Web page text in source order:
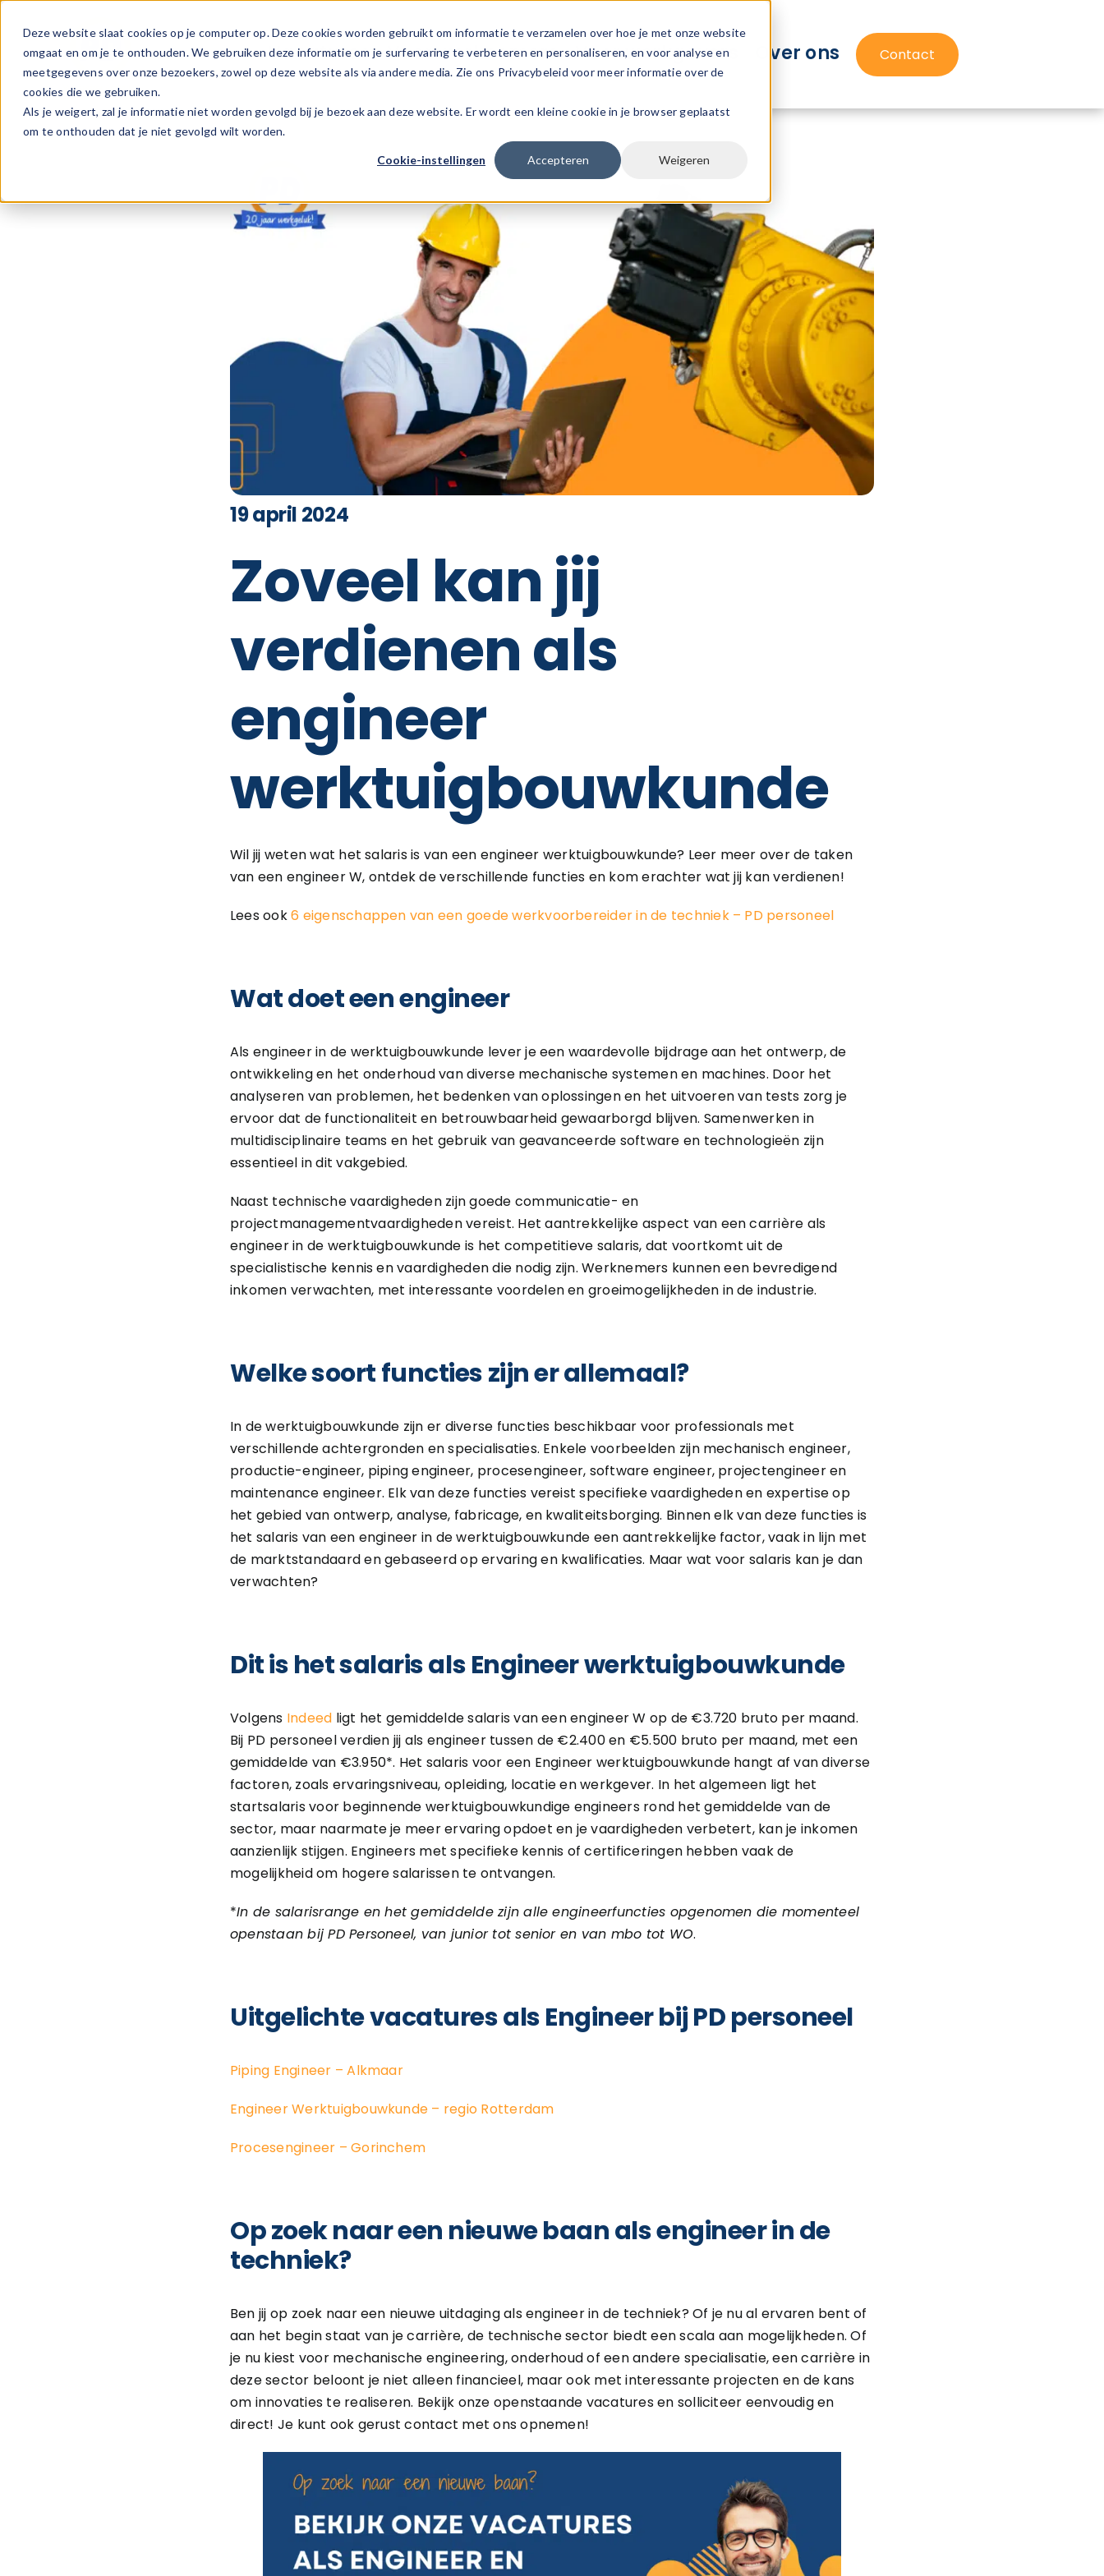
Deze website slaat cookies op je computer op. Deze cookies worden gebruikt om informatie te verzamelen over hoe je met onze website
omgaat en om je te onthouden. We gebruiken deze informatie om je surfervaring te verbeteren en personaliseren, en voor analyse en
meetgegevens over onze bezoekers, zowel op deze website als via andere media. Zie ons Privacybeleid voor meer informatie over de
cookies die we gebruiken.
Als je weigert, zal je informatie niet worden gevolgd bij je bezoek aan deze website. Er wordt een kleine cookie in je browser geplaatst
om te onthouden dat je niet gevolgd wilt worden.
Cookie-instellingen Accepteren Weigeren
naar
inhoud
Vacatures Voor werknemers Voor werkgevers Over ons Contact
19 april 2024
Zoveel kan jij
verdienen als
engineer
werktuigbouwkunde
Wil jij weten wat het salaris is van een engineer werktuigbouwkunde? Leer meer over de taken
van een engineer W, ontdek de verschillende functies en kom erachter wat jij kan verdienen!
Lees ook6 eigenschappen van een goede werkvoorbereider in de techniek – PD personeel
Wat doet een engineer
Als engineer in de werktuigbouwkunde lever je een waardevolle bijdrage aan het ontwerp, de
ontwikkeling en het onderhoud van diverse mechanische systemen en machines. Door het
analyseren van problemen, het bedenken van oplossingen en het uitvoeren van tests zorg je
ervoor dat de functionaliteit en betrouwbaarheid gewaarborgd blijven. Samenwerken in
multidisciplinaire teams en het gebruik van geavanceerde software en technologieën zijn
essentieel in dit vakgebied.
Naast technische vaardigheden zijn goede communicatie- en
projectmanagementvaardigheden vereist. Het aantrekkelijke aspect van een carrière als
engineer in de werktuigbouwkunde is het competitieve salaris, dat voortkomt uit de
specialistische kennis en vaardigheden die nodig zijn. Werknemers kunnen een bevredigend
inkomen verwachten, met interessante voordelen en groeimogelijkheden in de industrie.
Welke soort functies zijn er allemaal?
In de werktuigbouwkunde zijn er diverse functies beschikbaar voor professionals met
verschillende achtergronden en specialisaties. Enkele voorbeelden zijn mechanisch engineer,
productie-engineer, piping engineer, procesengineer, software engineer, projectengineer en
maintenance engineer. Elk van deze functies vereist specifieke vaardigheden en expertise op
het gebied van ontwerp, analyse, fabricage, en kwaliteitsborging. Binnen elk van deze functies is
het salaris van een engineer in de werktuigbouwkunde een aantrekkelijke factor, vaak in lijn met
de marktstandaard en gebaseerd op ervaring en kwalificaties. Maar wat voor salaris kan je dan
verwachten?
Dit is het salaris als Engineer werktuigbouwkunde
Volgens Indeed ligt het gemiddelde salaris van een engineer W op de €3.720 bruto per maand.
Bij PD personeel verdien jij als engineer tussen de €2.400 en €5.500 bruto per maand, met een
gemiddelde van €3.950*. Het salaris voor een Engineer werktuigbouwkunde hangt af van diverse
factoren, zoals ervaringsniveau, opleiding, locatie en werkgever. In het algemeen ligt het
startsalaris voor beginnende werktuigbouwkundige engineers rond het gemiddelde van de
sector, maar naarmate je meer ervaring opdoet en je vaardigheden verbetert, kan je inkomen
aanzienlijk stijgen. Engineers met specifieke kennis of certificeringen hebben vaak de
mogelijkheid om hogere salarissen te ontvangen.
*In de salarisrange en het gemiddelde zijn alle engineerfuncties opgenomen die momenteel
openstaan bij PD Personeel, van junior tot senior en van mbo tot WO.
Uitgelichte vacatures als Engineer bij PD personeel
Piping Engineer – Alkmaar
Engineer Werktuigbouwkunde – regio Rotterdam
Procesengineer – Gorinchem
Op zoek naar een nieuwe baan als engineer in de
techniek?
Ben jij op zoek naar een nieuwe uitdaging als engineer in de techniek? Of je nu al ervaren bent of
aan het begin staat van je carrière, de technische sector biedt een scala aan mogelijkheden. Of
je nu kiest voor mechanische engineering, onderhoud of een andere specialisatie, een carrière in
deze sector beloont je niet alleen financieel, maar ook met interessante projecten en de kans
om innovaties te realiseren. Bekijk onze openstaande vacatures en solliciteer eenvoudig en
direct! Je kunt ook gerust contact met ons opnemen!